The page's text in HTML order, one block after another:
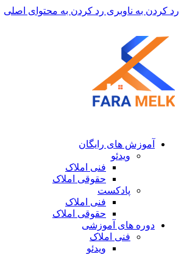
رد کردن به ناوبری رد کردن به محتوای اصلی
آموزش های رایگان
ویدئو
فنی املاک
حقوقی املاک
پادکست
فنی املاک
حقوقی املاک
دوره های آموزشی
فنی املاک
ویدئو